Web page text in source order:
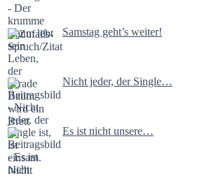
Samstag geht’s weiter!
Nicht jeder, der Single…
Es ist nicht unsere…